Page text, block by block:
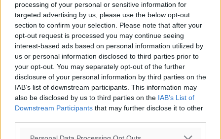
processing of your personal or sensitive information for
targeted advertising by us, please use the below opt-out
section to confirm your selection. Please note that after your
opt-out request is processed you may continue seeing
interest-based ads based on personal information utilized by
us or personal information disclosed to third parties prior to
your opt-out. You may separately opt-out of the further
disclosure of your personal information by third parties on the
IAB’s list of downstream participants. This information may
also be disclosed by us to third parties on the IAB’s List of
Downstream Participants that may further disclose it to other